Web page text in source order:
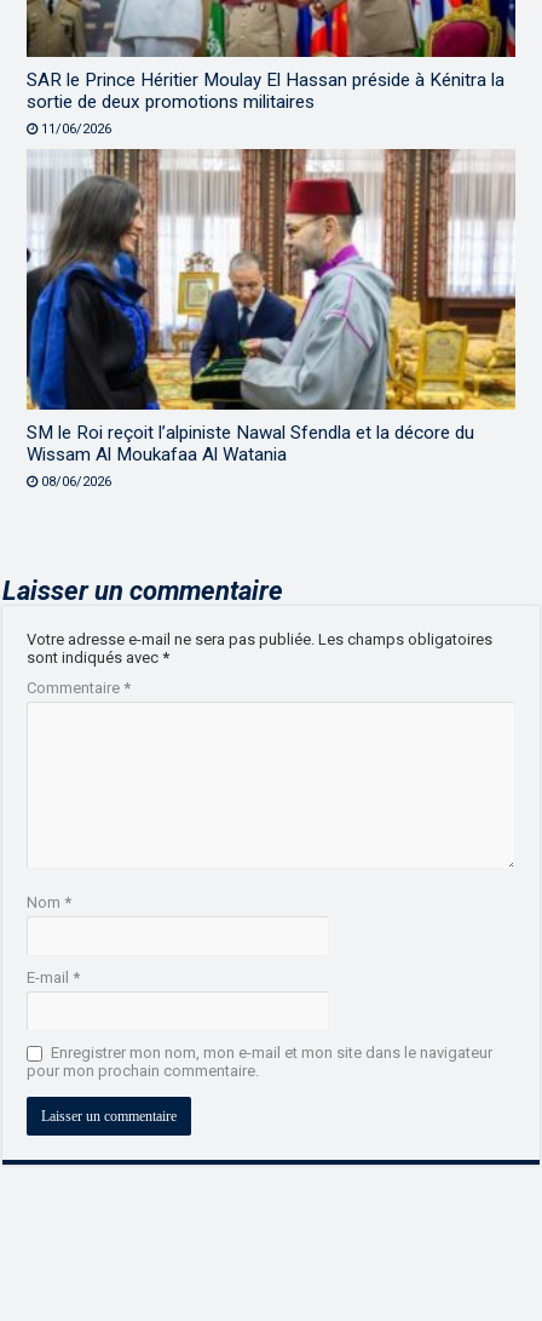
SAR le Prince Héritier Moulay El Hassan préside à Kénitra la
sortie de deux promotions militaires
11/06/2026
SM le Roi reçoit l’alpiniste Nawal Sfendla et la décore du
Wissam Al Moukafaa Al Watania
08/06/2026
Laisser un commentaire
Votre adresse e-mail ne sera pas publiée. Les champs obligatoires
sont indiqués avec*
Commentaire*
Nom*
E-mail*
Enregistrer mon nom, mon e-mail et mon site dans le navigateur
pour mon prochain commentaire.